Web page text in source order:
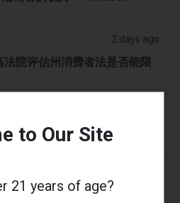
2 days ago
法院评估州消费者法是否能限
在 Lentor 的房屋和
存了 58,000 件电子烟制品
电子烟店太多了
to Our Site
21 years of age?